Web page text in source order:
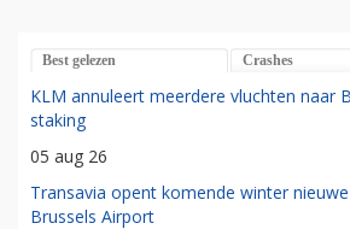
Best gelezen Crashes
KLM annuleert meerdere vluchten naar
staking
05 aug 26
Transavia opent komende winter
Brussels Airport